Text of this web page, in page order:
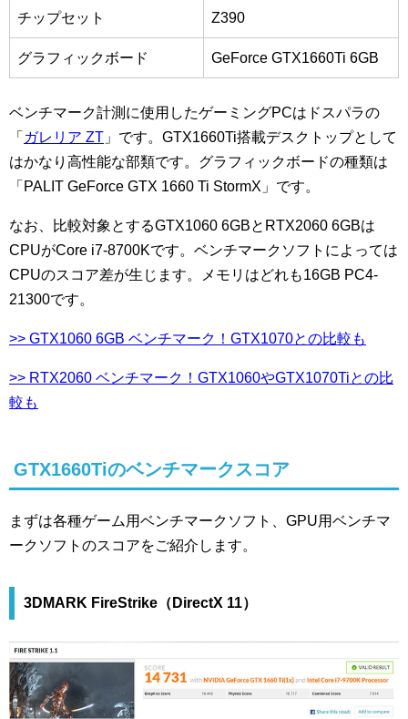
チップセット Z390
グラフィックボード GeForce GTX1660Ti 6GB
ベンチマーク計測に使用したゲーミングPCはドスパラの
「 ガレリア ZT 」です。GTX1660Ti搭載デスクトップとして
はかなり高性能な部類です。グラフィックボードの種類は
「PALIT GeForce GTX 1660 Ti StormX」です。
なお、比較対象とするGTX1060 6GBとRTX2060 6GBは
CPUがCore i7-8700Kです。ベンチマークソフトによっては
CPUのスコア差が生じます。メモリはどれも16GB PC4-
21300です。
>> GTX1060 6GB ベンチマーク！GTX1070との比較も
>> RTX2060 ベンチマーク！GTX1060やGTX1070Tiとの比
較も
GTX1660Tiのベンチマークスコア
まずは各種ゲーム用ベンチマークソフト、GPU用ベンチマ
ークソフトのスコアをご紹介します。
3DMARK FireStrike（DirectX 11）